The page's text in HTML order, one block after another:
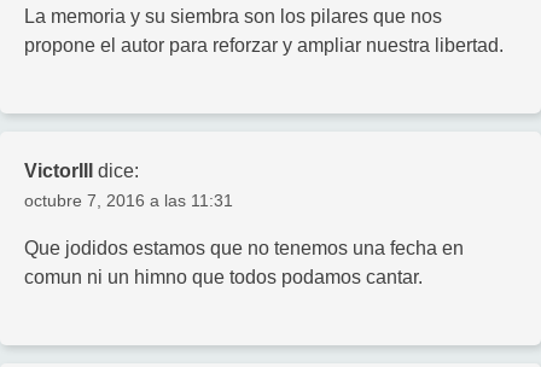
La memoria y su siembra son los pilares que nos
propone el autor para reforzar y ampliar nuestra libertad.
VictorIII dice:
octubre 7, 2016 a las 11:31
Que jodidos estamos que no tenemos una fecha en
comun ni un himno que todos podamos cantar.